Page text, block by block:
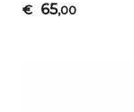
€ 65,00